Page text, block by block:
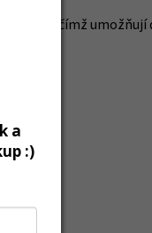
čímž
a
:)